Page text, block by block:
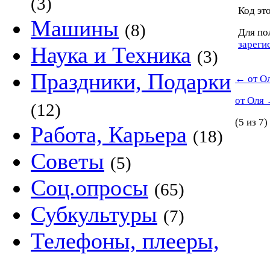
Машины (8)
Наука и Техника (3)
Праздники, Подарки
(12)
Работа, Карьера (18)
Советы (5)
Соц.опросы (65)
Субкультуры (7)
Телефоны, плееры,
Код
Для
← от
от Оля
(5 из 7)